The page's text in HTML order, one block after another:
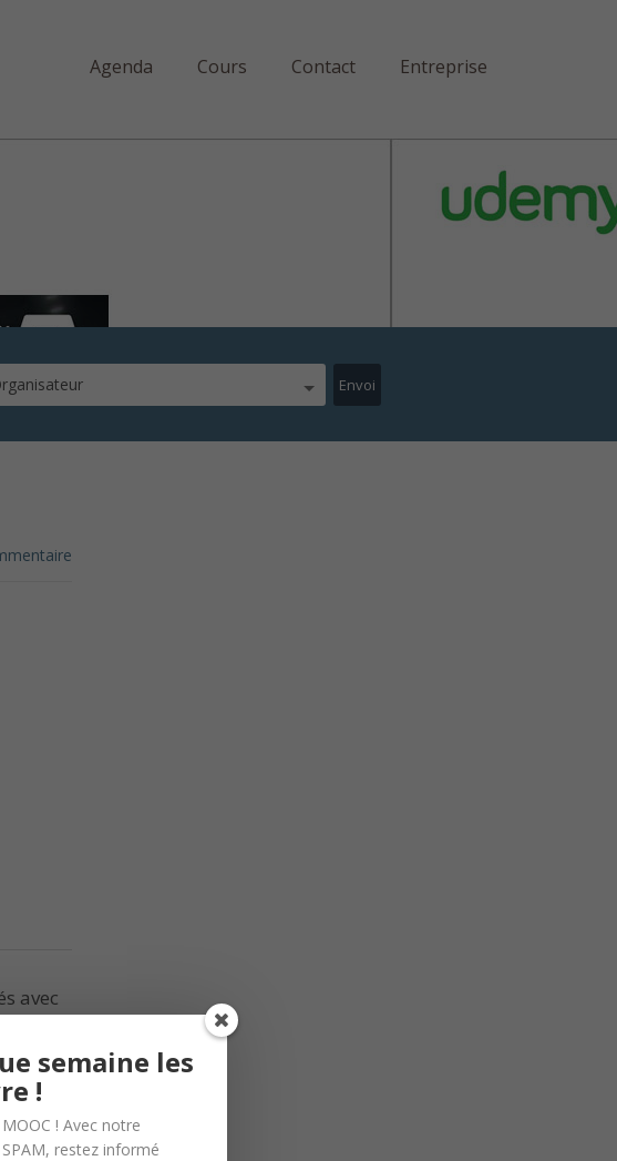
Agenda Cours Contact Entreprise
et C#
avec
semaine les
!
! Avec notre
restez informé